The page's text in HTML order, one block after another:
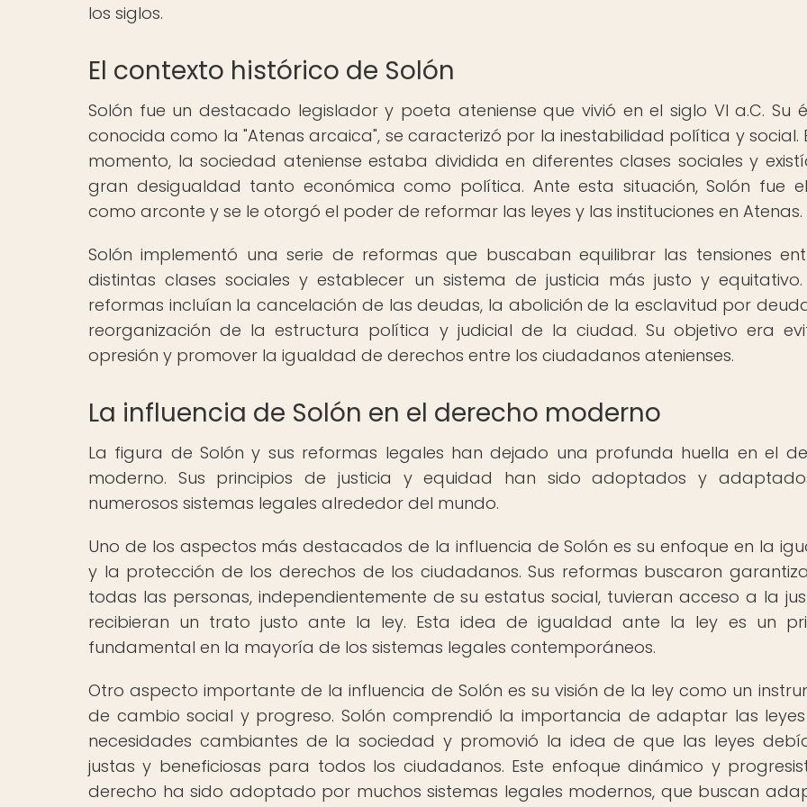
los siglos.
El contexto histórico de Solón
Solón fue un destacado legislador y poeta ateniense que vivió en el siglo VI a.C. Su
conocida como la "Atenas arcaica", se caracterizó por la inestabilidad política y social.
momento, la sociedad ateniense estaba dividida en diferentes clases sociales y
gran desigualdad tanto económica como política. Ante esta situación, Solón fue
como arconte y se le otorgó el poder de reformar las leyes y las instituciones en Atenas.
Solón implementó una serie de reformas que buscaban equilibrar las tensiones
distintas clases sociales y establecer un sistema de justicia más justo y equitativo.
reformas incluían la cancelación de las deudas, la abolición de la esclavitud por
reorganización de la estructura política y judicial de la ciudad. Su objetivo era
opresión y promover la igualdad de derechos entre los ciudadanos atenienses.
La influencia de Solón en el derecho moderno
La figura de Solón y sus reformas legales han dejado una profunda huella en el
moderno. Sus principios de justicia y equidad han sido adoptados y
numerosos sistemas legales alrededor del mundo.
Uno de los aspectos más destacados de la influencia de Solón es su enfoque en la
y la protección de los derechos de los ciudadanos. Sus reformas buscaron
todas las personas, independientemente de su estatus social, tuvieran acceso a la
recibieran un trato justo ante la ley. Esta idea de igualdad ante la ley es un
fundamental en la mayoría de los sistemas legales contemporáneos.
Otro aspecto importante de la influencia de Solón es su visión de la ley como un
de cambio social y progreso. Solón comprendió la importancia de adaptar las
necesidades cambiantes de la sociedad y promovió la idea de que las leyes
justas y beneficiosas para todos los ciudadanos. Este enfoque dinámico y
derecho ha sido adoptado por muchos sistemas legales modernos, que buscan